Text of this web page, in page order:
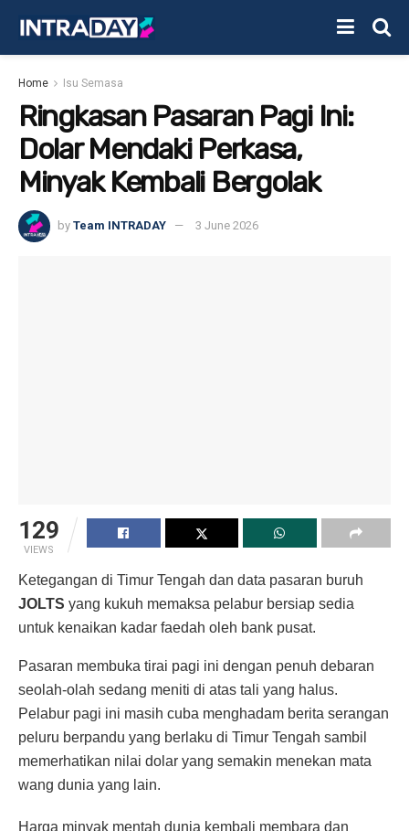
Home Isu Semasa
Ringkasan Pasaran Pagi Ini:
Dolar Mendaki Perkasa,
Minyak Kembali Bergolak
by Team INTRADAY 3 June 2026
129
VIEWS
Ketegangan di Timur Tengah dan data pasaran buruh
JOLTS yang kukuh memaksa pelabur bersiap sedia
untuk kenaikan kadar faedah oleh bank pusat.
Pasaran membuka tirai pagi ini dengan penuh debaran
seolah-olah sedang meniti di atas tali yang halus.
Pelabur pagi ini masih cuba menghadam berita serangan
peluru berpandu yang berlaku di Timur Tengah sambil
memerhatikan nilai dolar yang semakin menekan mata
wang dunia yang lain.
Harga minyak mentah dunia kembali membara dan